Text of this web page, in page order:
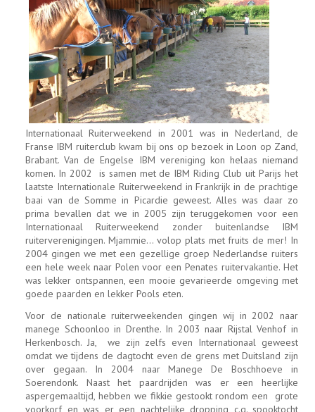
Internationaal Ruiterweekend in 2001 was in Nederland, de
Franse IBM ruiterclub kwam bij ons op bezoek in Loon op Zand,
Brabant. Van de Engelse IBM vereniging kon helaas niemand
komen. In 2002 is samen met de IBM Riding Club uit Parijs het
laatste Internationale Ruiterweekend in Frankrijk in de prachtige
baai van de Somme in Picardie geweest. Alles was daar zo
prima bevallen dat we in 2005 zijn teruggekomen voor een
Internationaal Ruiterweekend zonder buitenlandse IBM
ruiterverenigingen. Mjammie... volop plats met fruits de mer! In
2004 gingen we met een gezellige groep Nederlandse ruiters
een hele week naar Polen voor een Penates ruitervakantie. Het
was lekker ontspannen, een mooie gevarieerde omgeving met
goede paarden en lekker Pools eten.
Voor de nationale ruiterweekenden gingen wij in 2002 naar
manege Schoonloo in Drenthe. In 2003 naar Rijstal Venhof in
Herkenbosch. Ja, we zijn zelfs even Internationaal geweest
omdat we tijdens de dagtocht even de grens met Duitsland zijn
over gegaan. In 2004 naar Manege De Boschhoeve in
Soerendonk. Naast het paardrijden was er een heerlijke
aspergemaaltijd, hebben we fikkie gestookt rondom een grote
voorkorf en was er een nachtelijke dropping c.q. spooktocht